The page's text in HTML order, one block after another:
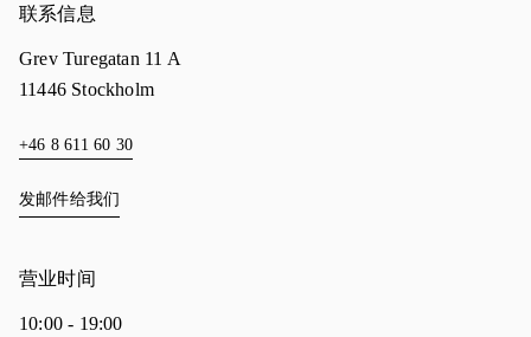
联系信息
Grev Turegatan 11 A
11446 Stockholm
+46 8 611 60 30
发邮件给我们
营业时间
10:00 - 19:00